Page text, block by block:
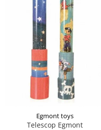
Egmont toys
Telescop Egmont